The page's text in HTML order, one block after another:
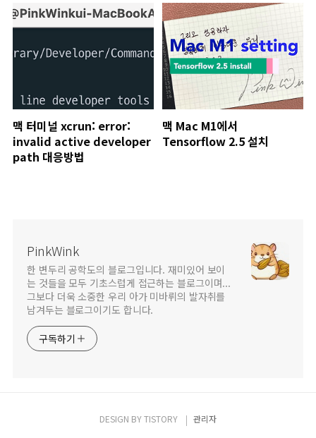
맥 터미널 xcrun: error:
invalid active developer
path 대응방법
맥 Mac M1에서
Tensorflow 2.5 설치
PinkWink
한 변두리 공학도의 블로그입니다. 재미있어 보이
는 것들을 모두 기초스럽게 접근하는 블로그이며...
그보다 더욱 소중한 우리 아가 미바뤼의 발자취를
남겨두는 블로그이기도 합니다.
구독하기
DESIGN BYTISTORY 관리자